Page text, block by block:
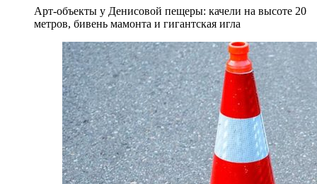
Арт-объекты у Денисовой пещеры: качели на высоте 20
метров, бивень мамонта и гигантская игла